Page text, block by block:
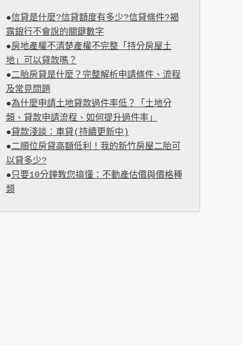
●信貸是什麼?信貸額度有多少?信貸條件?揭
露銀行不會說的關鍵數字
●房地產權不清楚產權不完整「持分房屋土
地」可以貸款嗎？
●二胎房貸是什麼？完整解析申請條件、流程
及常見問題
●為什麼申請土地貸款過件率低？「土地分
類、貸款申請流程、如何提升過件率」
●貸款淺談：車貸(持續更新中)
●二順位房貸高額低利！我的新竹房屋二胎可
以貸多少?
●只要10分鐘教您搞懂：不動產估價與價格種
類